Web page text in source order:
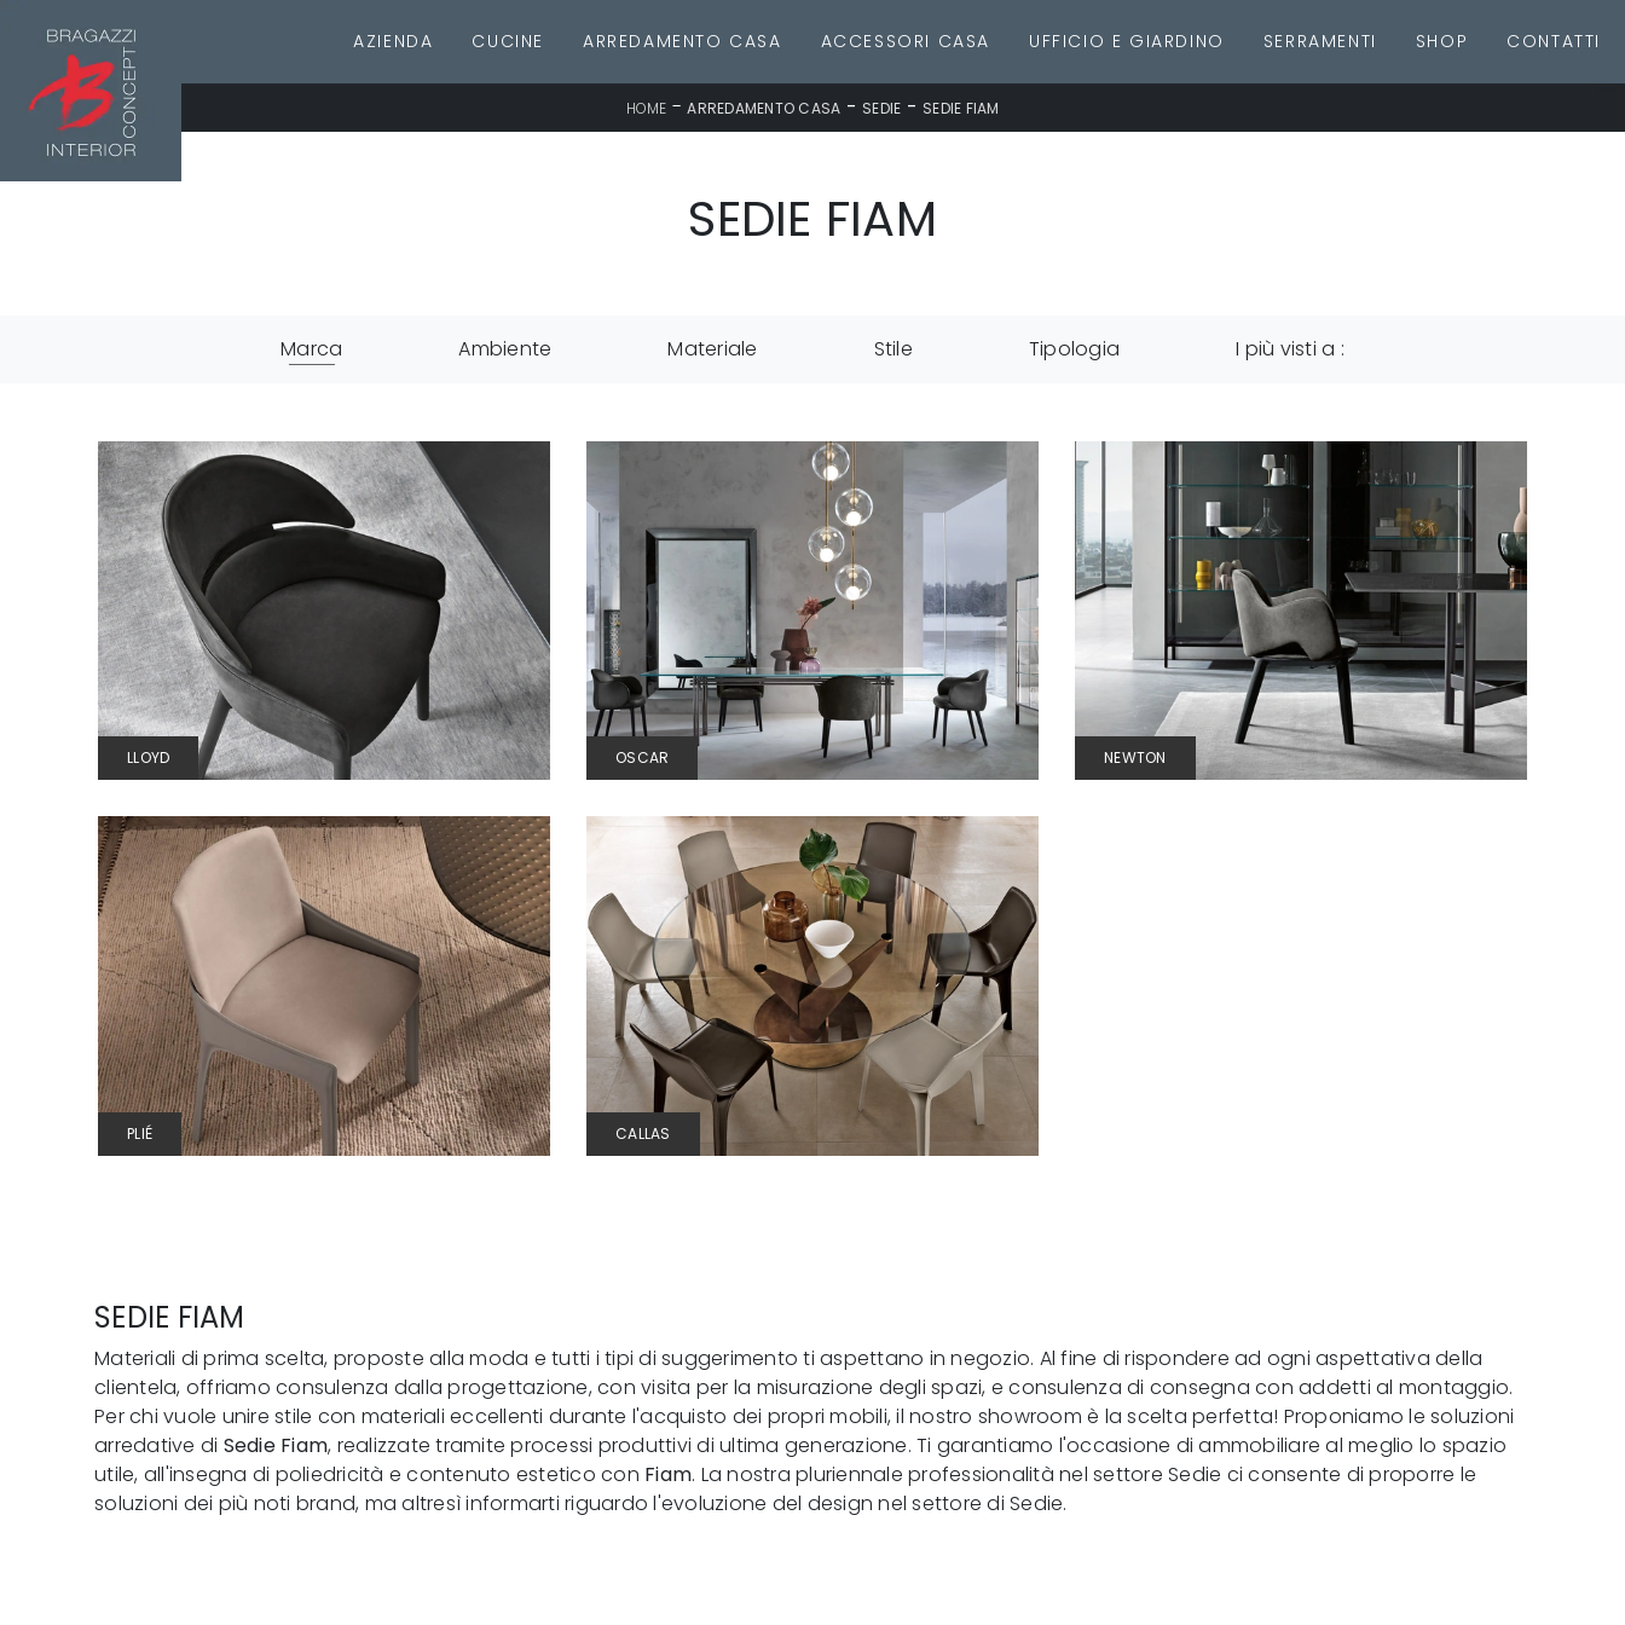
AZIENDA CUCINE ARREDAMENTO CASA ACCESSORI CASA UFFICIO E GIARDINO SERRAMENTI SHOP CONTATTI
HOME -ARREDAMENTO CASA - SEDIE - SEDIE FIAM
SEDIE FIAM
Marca Ambiente Materiale Stile Tipologia I più visti a :
LLOYD OSCAR NEWTON
PLIÉ CALLAS
SEDIE FIAM
Materiali di prima scelta, proposte alla moda e tutti i tipi di suggerimento ti aspettano in negozio. Al fine di rispondere ad ogni aspettativa della
clientela, offriamo consulenza dalla progettazione, con visita per la misurazione degli spazi, e consulenza di consegna con addetti al montaggio.
Per chi vuole unire stile con materiali eccellenti durante l'acquisto dei propri mobili, il nostro showroom è la scelta perfetta! Proponiamo le soluzioni
arredative di Sedie Fiam, realizzate tramite processi produttivi di ultima generazione. Ti garantiamo l'occasione di ammobiliare al meglio lo spazio
utile, all'insegna di poliedricità e contenuto estetico con Fiam. La nostra pluriennale professionalità nel settore Sedie ci consente di proporre le
soluzioni dei più noti brand, ma altresì informarti riguardo l'evoluzione del design nel settore di Sedie.